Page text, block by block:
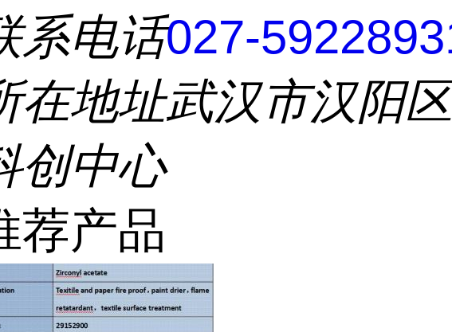
系电话027-
在地址武汉市汉阳
创中心
荐产品